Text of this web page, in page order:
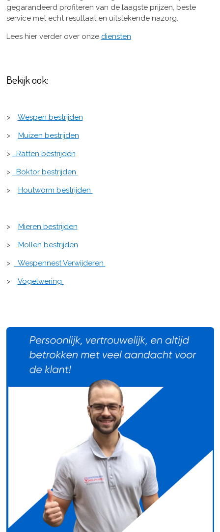
gegarandeerd profiteren van de laagste prijzen, beste
service met echt resultaat en uitstekende nazorg.
Lees hier verder over onze diensten
Bekijk ook:
> Wespen bestrijden
> Muizen bestrijden
> Ratten bestrijden
> Boktor bestrijden
> Houtworm bestrijden
> Mieren bestrijden
> Mollen bestrijden
> Wespennest Verwijderen
> Vogelwering